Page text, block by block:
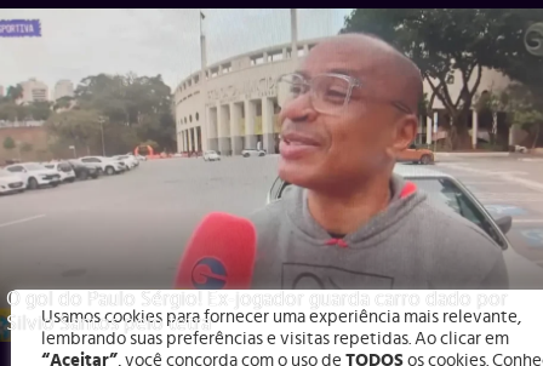
O gol do Paulo Sérgio! Ex-jogador guarda carro dado por
Silvio Santos pelo tetra
Usamos cookies para fornecer uma experiência mais relevante,
lembrando suas preferências e visitas repetidas. Ao clicar em
“Aceitar”, você concorda com o uso de TODOSos cookies.